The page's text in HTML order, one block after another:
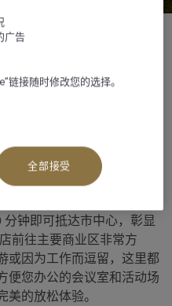
淳朴酒馆和连绵起伏的山峦
堡州的首府城市拥有欧洲
尚各种天然美好事物的传统
物馆和艺术馆及历史古迹
异的人们。 斯图加特机场
钟即可抵达市中心，彰显
前往主要商业区非常方
或因为工作而逗留，这里都
便您办公的会议室和活动场
的放松体验。
广告
链接随时修改您的选择。
全部接受